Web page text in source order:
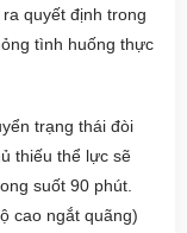
quyết định trong
tình huống thực
trạng thái đòi
thiếu thể lực sẽ
suốt 90 phút.
cao ngắt quãng)